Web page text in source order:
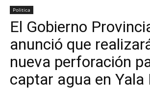
Portada
Politica
El Gobierno
anunció que
nueva perforación
captar agua en Yala